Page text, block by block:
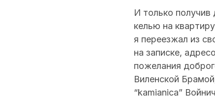
И только
келью на
я переезжал из
на записке,
пожелания
Виленской
“kamianica”